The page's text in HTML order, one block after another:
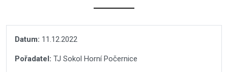
Datum: 11.12.2022
Pořadatel: TJ Sokol Horní Počernice